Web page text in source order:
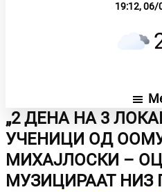
19:12,06/
„2 ДЕНА НА 3
УЧЕНИЦИ ОД
МИХАЈЛОСКИ –
МУЗИЦИРААТ НИЗ